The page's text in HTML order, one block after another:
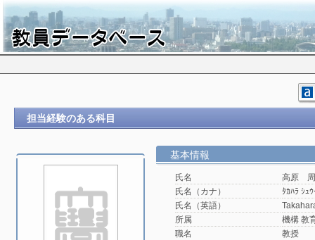
担当経験のある科目
基本情報
氏名
高原
氏名（カナ）
ﾀｶﾊﾗ ｼｭ
氏名（英語）
所属
機構 教
職名
教授